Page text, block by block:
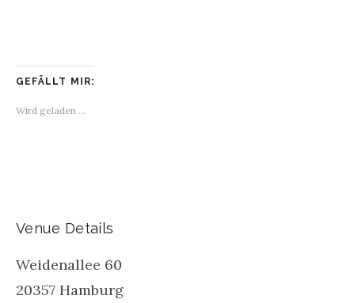
GEFÄLLT MIR:
Wird geladen …
Venue Details
Weidenallee 60
20357 Hamburg